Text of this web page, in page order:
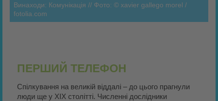
Винаходи: Комунікація // Фото: © xavier gallego morel /
fotolia.com
ПЕРШИЙ ТЕЛЕФОН
Спілкування на великій віддалі – до цього прагнули
люди ще у XIX столітті. Численні дослідники